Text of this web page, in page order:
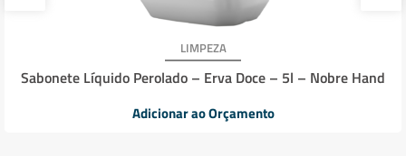
LIMPEZA
Sabonete Líquido Perolado – Erva Doce – 5l – Nobre Hand
Adicionar ao Orçamento